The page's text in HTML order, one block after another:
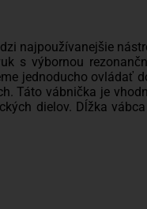
najpoužívanejšie
s výbornou
jednoducho ovládať
Táto vábnička je
dielov. Dĺžka